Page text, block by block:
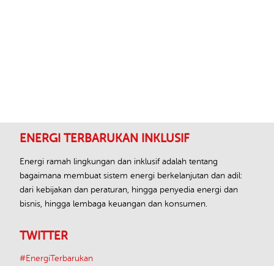
ENERGI TERBARUKAN INKLUSIF
Energi ramah lingkungan dan inklusif adalah tentang
bagaimana membuat sistem energi berkelanjutan dan adil:
dari kebijakan dan peraturan, hingga penyedia energi dan
bisnis, hingga lembaga keuangan dan konsumen.
TWITTER
#EnergiTerbarukan